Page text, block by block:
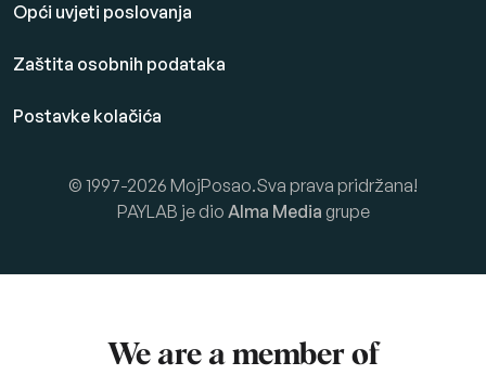
Opći uvjeti poslovanja
Zaštita osobnih podataka
Postavke kolačića
© 1997-2026 MojPosao.Sva prava pridržana!
PAYLAB je dio Alma Media grupe
We are a member of